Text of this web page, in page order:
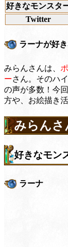
好きなモンスタ
Twitter
ラーナが好
みらんさんは、
ーさん。そのハ
の声が多数！今
方や、お絵描き
みらんさ
好きなモン
ラーナ